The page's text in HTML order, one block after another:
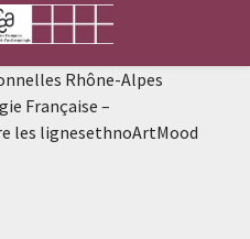
Rhône-Alpes
Française –
les lignesethnoArtMood